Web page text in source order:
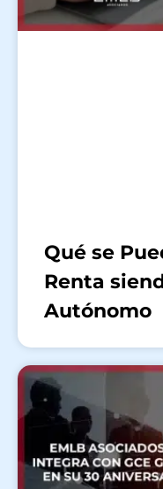
Qué se
Renta
Autónomo